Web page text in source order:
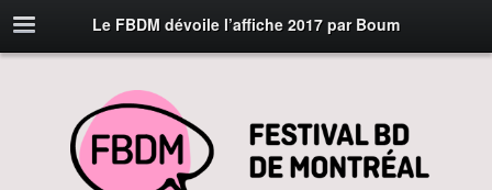
Le FBDM dévoile l’affiche 2017 par Boum